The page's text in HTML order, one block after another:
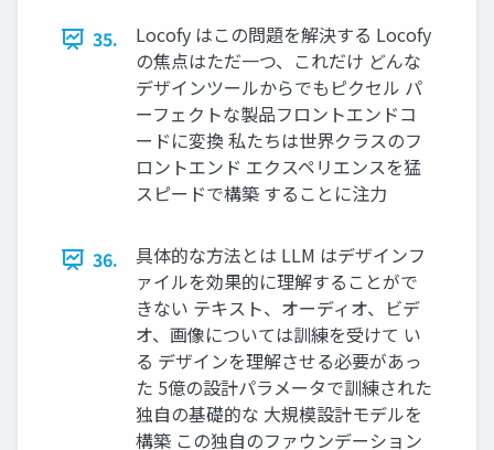
35.
Locofy はこの問題を解決する Locofy
の焦点はただ一つ、これだけ どんな
デザインツールからでもピクセル パ
ーフェクトな製品フロントエンドコ
ードに変換 私たちは世界クラスのフ
ロントエンド エクスペリエンスを猛
スピードで構築 することに注⼒
36.
具体的な方法とは LLM はデザインフ
ァイルを効果的に理解することがで
きない テキスト、オーディオ、ビデ
オ、画像については訓練を受けて い
る デザインを理解させる必要があっ
た 5億の設計パラメータで訓練された
独⾃の基礎的な 大規模設計モデルを
構築 この独自のファウンデーション